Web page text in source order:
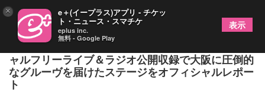
『Chillin’Vibes -Extra-』にBEGINが登場、スペシ
ャルフリーライブ＆ラジオ公開収録で大阪に圧倒的
なグルーヴを届けたステージをオフィシャルレポー
ト
× e＋(イープラス)アプリ - チケッ
ト・ニュース・スマチケ
eplus inc.
無料 - Google Play
表示